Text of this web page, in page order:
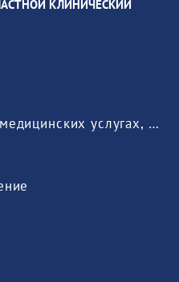
КЛИНИЧЕСКИЙ
Информация о платных медицинских услугах, предоставляемых медицинской организацией